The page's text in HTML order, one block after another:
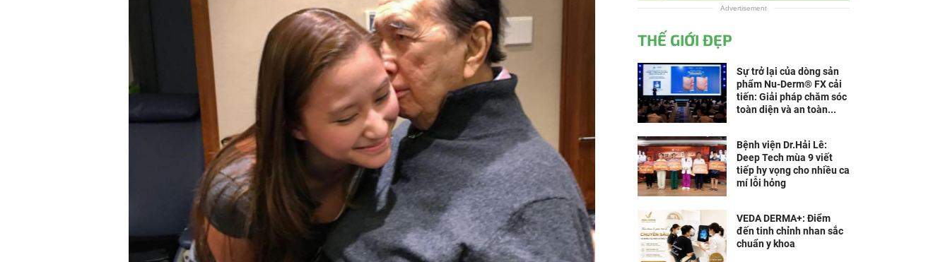
Advertisement
THẾ GIỚI ĐẸP
Sự trở lại của dòng sản
phẩm Nu-Derm® FX cải
tiến: Giải pháp chăm sóc
toàn diện và an toàn...
Bệnh viện Dr.Hải Lê:
Deep Tech mùa 9 viết
tiếp hy vọng cho nhiều ca
mí lỗi hỏng
VEDA DERMA+: Điểm
đến tinh chỉnh nhan sắc
chuẩn y khoa